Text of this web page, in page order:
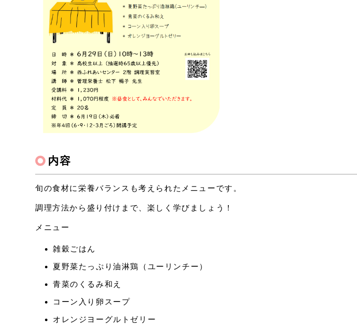
内容
旬の食材に栄養バランスも考えられたメニューです。
調理方法から盛り付けまで、楽しく学びましょう！
メニュー
雑穀ごはん
夏野菜たっぷり油淋鶏（ユーリンチー）
青菜のくるみ和え
コーン入り卵スープ
オレンジヨーグルトゼリー